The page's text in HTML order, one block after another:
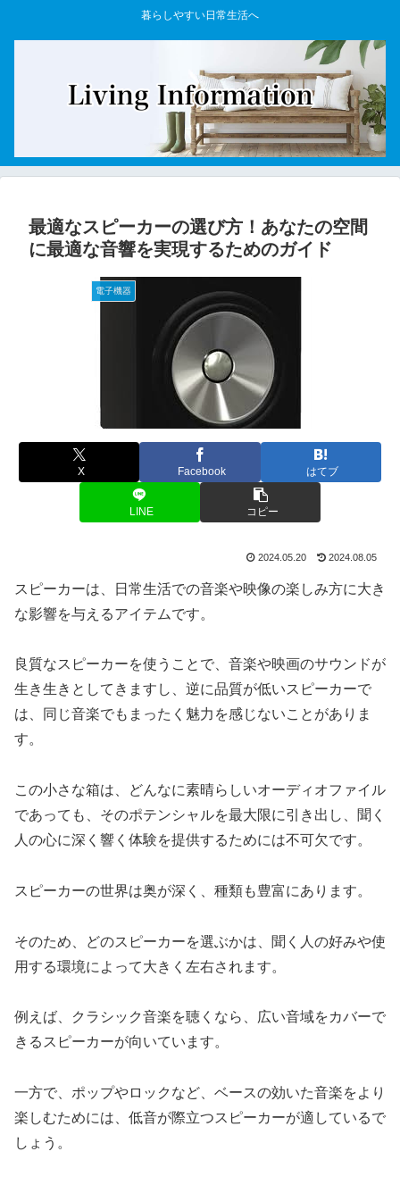
暮らしやすい日常生活へ
最適なスピーカーの選び方！あなたの空間
に最適な音響を実現するためのガイド
電子機器
X Facebook はてブ
LINE コピー
2024.05.20 2024.08.05
スピーカーは、日常生活での音楽や映像の楽しみ方に大き
な影響を与えるアイテムです。
良質なスピーカーを使うことで、音楽や映画のサウンドが
生き生きとしてきますし、逆に品質が低いスピーカーで
は、同じ音楽でもまったく魅力を感じないことがありま
す。
この小さな箱は、どんなに素晴らしいオーディオファイル
であっても、そのポテンシャルを最大限に引き出し、聞く
人の心に深く響く体験を提供するためには不可欠です。
スピーカーの世界は奥が深く、種類も豊富にあります。
そのため、どのスピーカーを選ぶかは、聞く人の好みや使
用する環境によって大きく左右されます。
例えば、クラシック音楽を聴くなら、広い音域をカバーで
きるスピーカーが向いています。
一方で、ポップやロックなど、ベースの効いた音楽をより
楽しむためには、低音が際立つスピーカーが適しているで
しょう。